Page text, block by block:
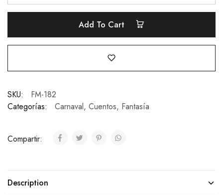
Add To Cart
SKU:
FM-182
Categorías:
Carnaval, Cuentos, Fantasía
Compartir:
Description